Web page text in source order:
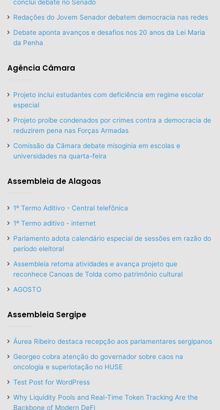
conclui debate no Senado
Redações do Jovem Senador debatem democracia nas redes
Debate aponta avanços e desafios nos 20 anos da Lei Maria
da Penha
Agência Câmara
Projeto inclui estudantes com deficiência em regime escolar
especial
Projeto proíbe condenados por crimes contra a democracia de
reduzirem pena nas Forças Armadas
Comissão da Câmara debate misoginia em escolas e
universidades na quarta-feira
Assembleia de Alagoas
1º Termo Aditivo - Central telefônica
1º Termo aditivo - internet
Parlamento adota calendário especial de sessões em razão do
período eleitoral
Assembleia retoma atividades e avança projeto que
reconhece Canoas de Tolda como patrimônio cultural
AGOSTO
Assembleia Sergipe
Áurea Ribeiro destaca recepção aos parlamentares sergipanos
Georgeo cobra atenção do governador sobre caos na
oncologia e superlotação no HUSE
Test Post for WordPress
Why Liquidity Pools and Real-Time Token Tracking Are the
Backbone of Modern DeFi